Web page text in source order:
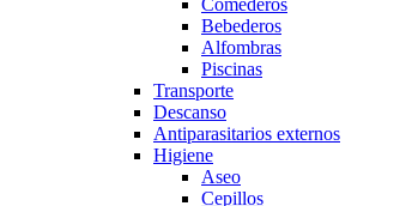
Comederos
Bebederos
Alfombras
Piscinas
Transporte
Descanso
Antiparasitarios externos
Higiene
Aseo
Cepillos